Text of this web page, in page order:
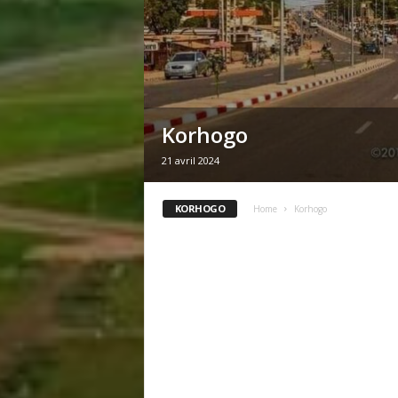
Korhogo
21 avril 2024
KORHOGO Home Korhogo